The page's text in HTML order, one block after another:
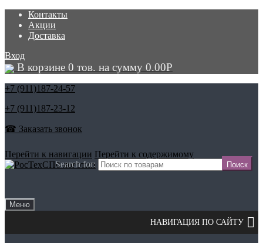
Контакты
Акции
Доставка
Вход
В корзине 0 тов. на сумму 0.00Р
+7 (911)187-24-57
+7 (911)187-23-12
☎ Заказать звонок
Search for:
Перейти к навигации Перейти к содержимому
Меню